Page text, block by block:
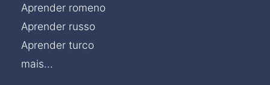
Aprender romeno
Aprender russo
Aprender turco
mais...